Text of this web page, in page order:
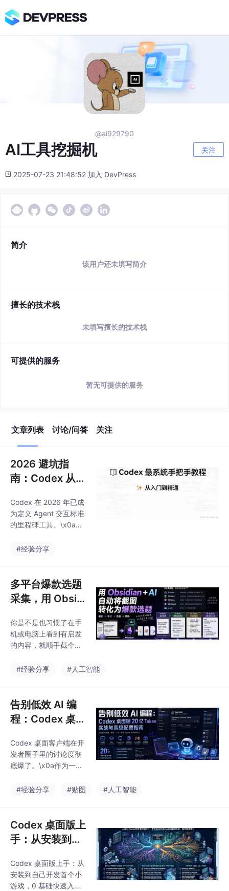
@ai929790
AI工具挖掘机 关注
2025-07-23 21:48:52 加入 DevPress
简介
该用户还未填写简介
擅长的技术栈
未填写擅长的技术栈
可提供的服务
暂无可提供的服务
文章列表 讨论/问答 关注
2026 避坑指
南：Codex 从零
产模型接入与 A
gent 深度进阶
Codex 在 2026 年已成
为定义 Agent 交互标准
的里程碑工具。\x0a在
下，
#经验分享
多平台爆款选题
采集，用 Obsidi
将截图转化为爆
款选题
你是不是也习惯了在手
机或电脑上看到有启发
的内容，就顺手截个
图，最后都躺在相册里
问题，不是你收集了多
少资料，而是这些资料
最后有没有被使用。\x0
相册里，它永远只是无
用的碎
#经验分享 #人工智能
告别低效 AI 编
程：Codex 桌面
实战与高级配置
指南
Codex 桌面客户端在开
发者圈子里的讨论度彻
底爆了。\x0a作为一名
发者，我最近将大部分
客户端的 Goal 模式
下。\x0a在深度使用并
消耗了 20 多亿 Token
#经验分享 #贴图 #人工智能
Codex 桌面版上
手：从安装到自
戏，0 基础快速
入门，手把手教
Codex 桌面版上手：从
安装到自己开发首个小
游戏，0 基础快速入